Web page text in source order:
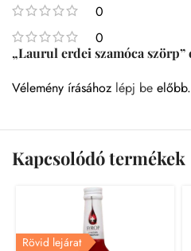
0
0
„Laurul erdei szamóca szörp”
Vélemény írásához lépj be előbb.
Kapcsolódó termékek
Rövid lejárat